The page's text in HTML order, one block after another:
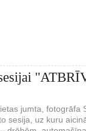
jumta, fotogrāfa
sesija, uz kuru